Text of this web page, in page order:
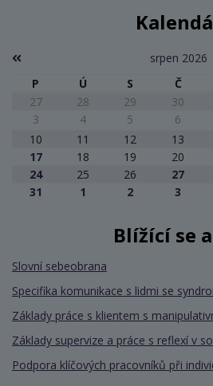
srpen 2026
P
Ú S Č
27
28 29 30
3
4 5 6
10
11 12 13
17
18 19 20
24
25 26 27
31
1 2 3
Blížící se
Slovní sebeobrana
Specifika komunikace s lidmi se
Základy práce s klientem s
Základy supervize a práce s reflexí v
Podpora klíčových pracovníků při